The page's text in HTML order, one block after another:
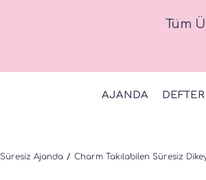
Tüm
AJANDA DEFTER
Süresiz Ajanda Charm Takılabilen Süresiz